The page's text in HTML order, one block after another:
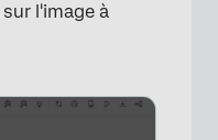
l'image à